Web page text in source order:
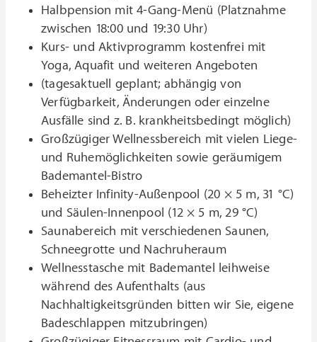
Halbpension mit 4-Gang-Menü (Platznahme
zwischen 18:00 und 19:30 Uhr)
Kurs- und Aktivprogramm kostenfrei mit
Yoga, Aquafit und weiteren Angeboten
(tagesaktuell geplant; abhängig von
Verfügbarkeit, Änderungen oder einzelne
Ausfälle sind z. B. krankheitsbedingt möglich)
Großzügiger Wellnessbereich mit vielen Liege-
und Ruhemöglichkeiten sowie geräumigem
Bademantel-Bistro
Beheizter Infinity-Außenpool (20 × 5 m, 31 °C)
und Säulen-Innenpool (12 × 5 m, 29 °C)
Saunabereich mit verschiedenen Saunen,
Schneegrotte und Nachruheraum
Wellnesstasche mit Bademantel leihweise
während des Aufenthalts (aus
Nachhaltigkeitsgründen bitten wir Sie, eigene
Badeschlappen mitzubringen)